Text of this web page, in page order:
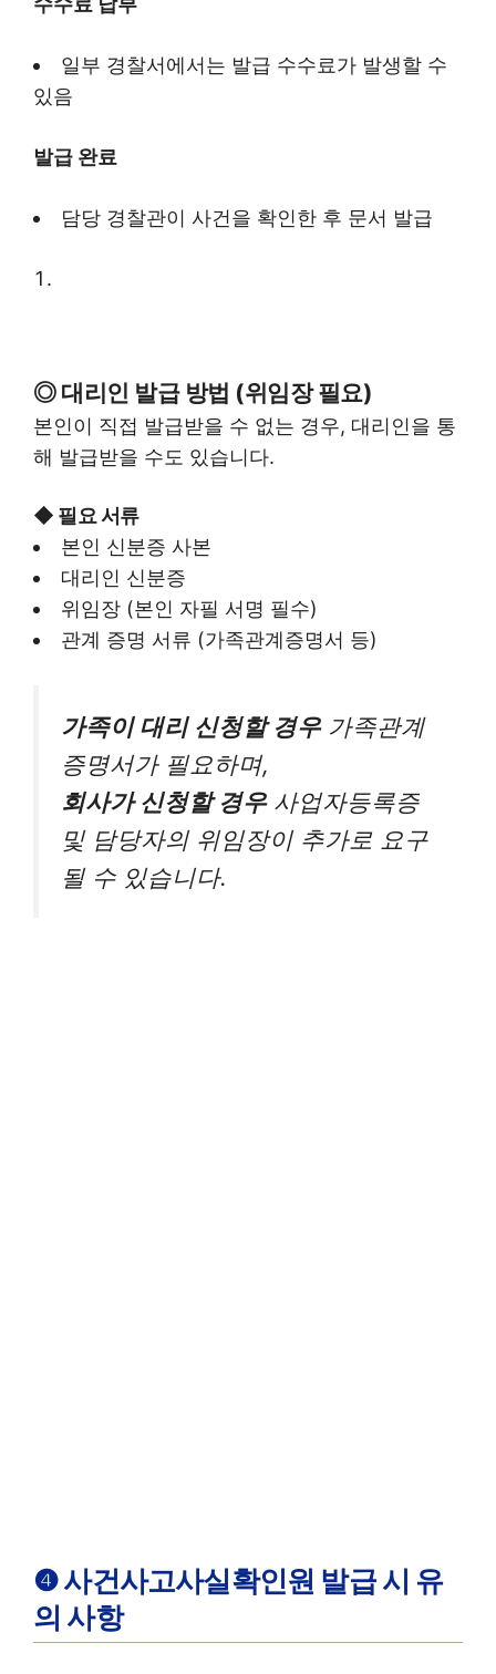
일부 경찰서에서는 발급 수수료가 발생할 수
있음
발급 완료
담당 경찰관이 사건을 확인한 후 문서 발급
◎ 대리인 발급 방법 (위임장 필요)
본인이 직접 발급받을 수 없는 경우, 대리인을 통
해 발급받을 수도 있습니다.
◆ 필요 서류
본인 신분증 사본
대리인 신분증
위임장 (본인 자필 서명 필수)
관계 증명 서류 (가족관계증명서 등)
가족이 대리 신청할 경우가족관계
증명서가 필요하며,
회사가 신청할 경우사업자등록증
및 담당자의 위임장이 추가로 요구
될 수 있습니다.
❹ 사건사고사실확인원 발급 시 유
의 사항